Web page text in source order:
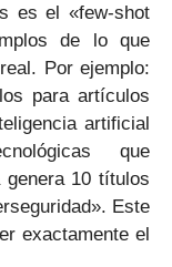
es el «few-shot
de lo que
Por ejemplo:
para artículos
artificial
que
genera 10 títulos
Este
exactamente el